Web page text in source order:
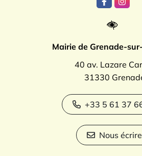
Lien vers
Lien
Mairie de Grenade-
40 av. Lazare
31330
+33 5 61 37
Nous écrire